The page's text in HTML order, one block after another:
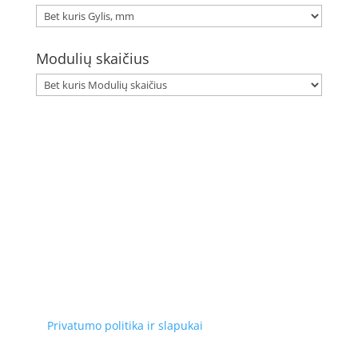
Modulių skaičius
Privatumo politika ir slapukai